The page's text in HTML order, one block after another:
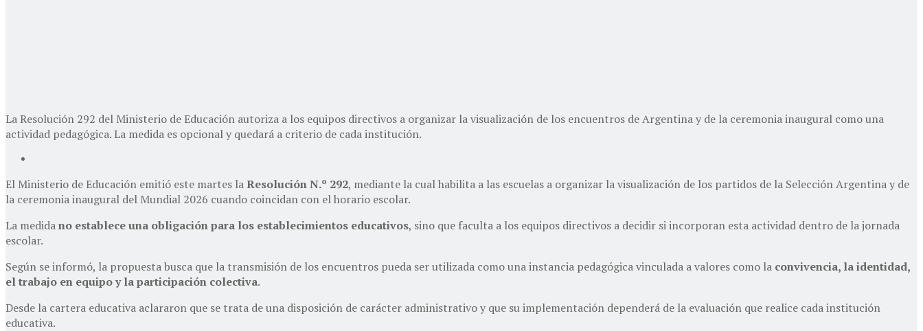
La Resolución 292 del Ministerio de Educación autoriza a los equipos directivos a organizar la visualización de los encuentros de Argentina y de la ceremonia inaugural como una
actividad pedagógica. La medida es opcional y quedará a criterio de cada institución.
El Ministerio de Educación emitió este martes laResolución N.º 292, mediante la cual habilita a las escuelas a organizar la visualización de los partidos de la Selección Argentina y de
la ceremonia inaugural del Mundial 2026 cuando coincidan con el horario escolar.
La medidano establece una obligación para los establecimientos educativos, sino que faculta a los equipos directivos a decidir si incorporan esta actividad dentro de la jornada
escolar.
Según se informó, la propuesta busca que la transmisión de los encuentros pueda ser utilizada como una instancia pedagógica vinculada a valores como la convivencia, la identidad,
el trabajo en equipo y la participación colectiva.
Desde la cartera educativa aclararon que se trata de una disposición de carácter administrativo y que su implementación dependerá de la evaluación que realice cada institución
educativa.